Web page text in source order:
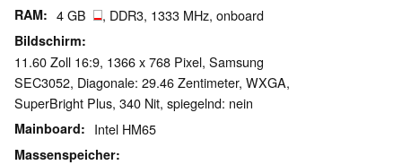
RAM 4 GB , DDR3, 1333 MHz, onboard
Bildschirm
11.60 Zoll 16:9, 1366 x 768 Pixel, Samsung
SEC3052, Diagonale: 29.46 Zentimeter, WXGA,
SuperBright Plus, 340 Nit, spiegelnd: nein
Mainboard Intel HM65
Massenspeicher